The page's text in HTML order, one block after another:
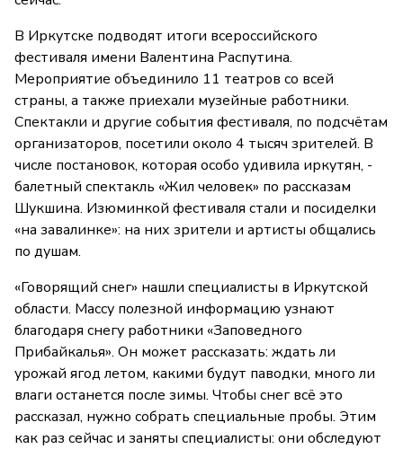
В Иркутске подводят итоги всероссийского
фестиваля имени Валентина Распутина.
Мероприятие объединило 11 театров со всей
страны, а также приехали музейные работники.
Спектакли и другие события фестиваля, по подсчётам
организаторов, посетили около 4 тысяч зрителей. В
числе постановок, которая особо удивила иркутян, -
балетный спектакль «Жил человек» по рассказам
Шукшина. Изюминкой фестиваля стали и посиделки
«на завалинке»: на них зрители и артисты общались
по душам.
«Говорящий снег» нашли специалисты в Иркутской
области. Массу полезной информацию узнают
благодаря снегу работники «Заповедного
Прибайкалья». Он может рассказать: ждать ли
урожай ягод летом, какими будут паводки, много ли
влаги останется после зимы. Чтобы снег всё это
рассказал, нужно собрать специальные пробы. Этим
как раз сейчас и заняты специалисты: они обследуют